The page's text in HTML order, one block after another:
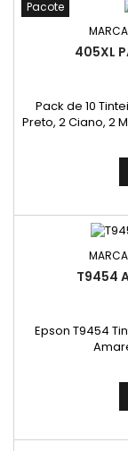
Pacote
405XL
Pack de 10
Preto, 2 Ciano, 2
T9454
Epson T9454